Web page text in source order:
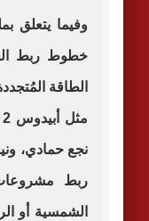
وفيما يتعلق
نجع حمادي،